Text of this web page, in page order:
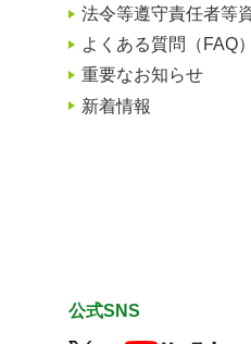
法令等遵守責任者等
よくある質問（FAQ）
重要なお知らせ
新着情報
公式SNS